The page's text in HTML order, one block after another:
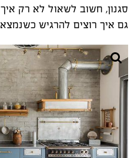
סגנון, חשוב לשאול לא רק
גם איך רוצים להרגיש